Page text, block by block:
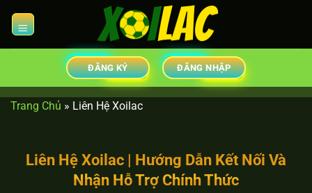
đến
ĐĂNG KÝ ĐĂNG NHẬP
Trang Chủ » Liên Hệ Xoilac
Liên Hệ Xoilac | Hướng Dẫn Kết Nối Và
Nhận Hỗ Trợ Chính Thức